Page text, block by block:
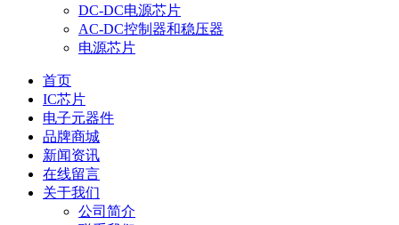
DC-DC电源芯片
AC-DC控制器和稳压器
电源芯片
首页
IC芯片
电子元器件
品牌商城
新闻资讯
在线留言
关于我们
公司简介